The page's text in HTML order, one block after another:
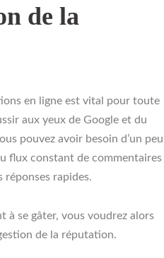
de la
en ligne est vital pour toute
aux yeux de Google et du
pouvez avoir besoin d’un peu
flux constant de commentaires
réponses rapides.
à se gâter, vous voudrez alors
de la réputation.